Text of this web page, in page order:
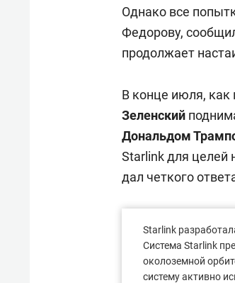
Однако все
Федорову,
продолжает
В конце июля, как
Зеленский
Дональдом
Starlink для целей
дал четкого
Starlink
Система Starlink
околоземной
систему активно